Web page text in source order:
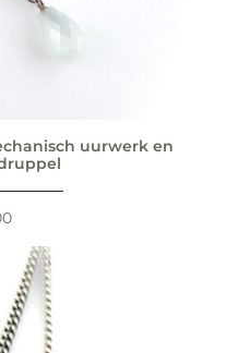
uurwerk en